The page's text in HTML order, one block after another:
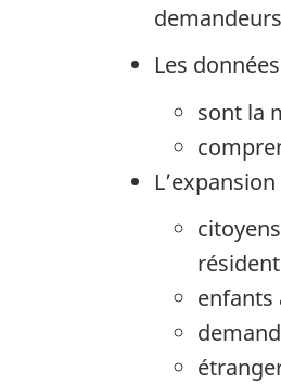
Les
sont la
enfants